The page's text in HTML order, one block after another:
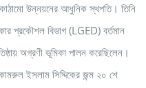
উন্নয়নের আধুনিক স্থপতি। তিনি
প্রকৌশল বিভাগ (LGED) বর্তমান
অগ্রণী ভূমিকা পালন করেছিলেন।
ইসলাম সিদ্দিকের জন্ম ২০ শে